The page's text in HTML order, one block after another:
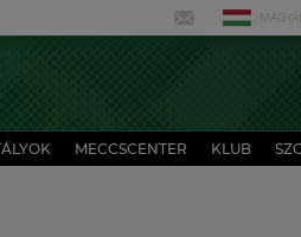
MECCSCENTER KLUB